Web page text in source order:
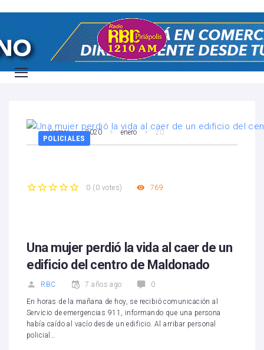
Home 2020 enero 20
POLICIALES
0 ( 0 votes) 769
Una mujer perdió la vida al caer de un
edificio del centro de Maldonado
RBC 7 años ago 0
En horas de la mañana de hoy, se recibió comunicación al
Servicio de emergencias 911, informando que una persona
había caído al vacío desde un edificio. Al arribar personal
policial…